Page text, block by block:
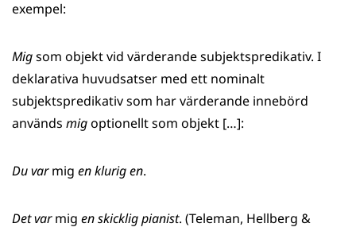
exempel:
Migsom objekt vid värderande subjektspredikativ. I
deklarativa huvudsatser med ett nominalt
subjektspredikativ som har värderande innebörd
används migoptionellt som objekt […]:
Du varmig en klurig en.
Det varmig en skicklig pianist. (Teleman, Hellberg &